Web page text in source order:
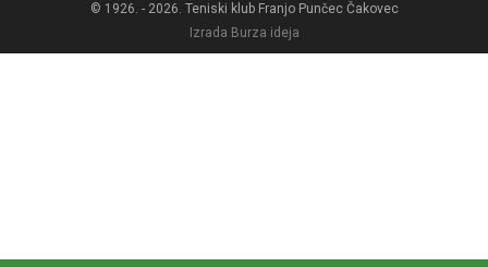
© 1926. - 2026. Teniski klub Franjo Punčec Čakovec
Izrada Burza ideja